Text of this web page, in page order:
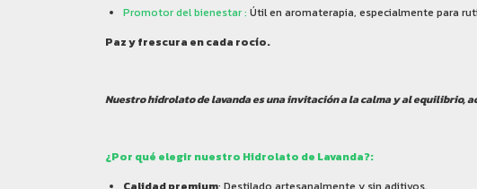
Promotor del bienestar : Útil en aromaterapia, especialmente para
Paz y frescura en cada rocío.
Nuestro hidrolato de lavanda es una invitación a la calma y al equilibrio,
¿Por qué elegir nuestro Hidrolato de Lavanda?: